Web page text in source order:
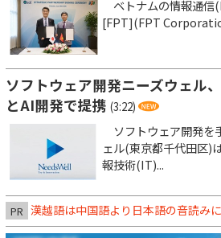
ベトナムの情報通信
[FPT](FPT
ソフトウェア開発ニーズウェル
とAI開発で提携 (3:22)
ソフトウェア開発を
ェル(東京都千代田区)
報技術(IT)...
PR 漢越語は中国語より日本語の音読みに